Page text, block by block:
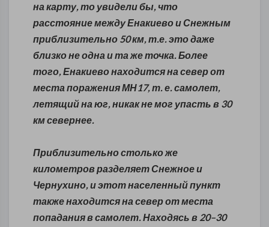
на карту, то увидели бы, что
расстояние между Енакиево и Снежным
приблизительно 50 км, т.е. это даже
близко не одна и та же точка. Более
того, Енакиево находится на север от
места поражения МН17, т. е. самолет,
летящий на юг, никак не мог упасть в 30
км севернее.
Приблизительно столько же
километров разделяет Снежное и
Чернухино, и этот населенный пункт
также находится на север от места
попадания в самолет. Находясь в 20–30